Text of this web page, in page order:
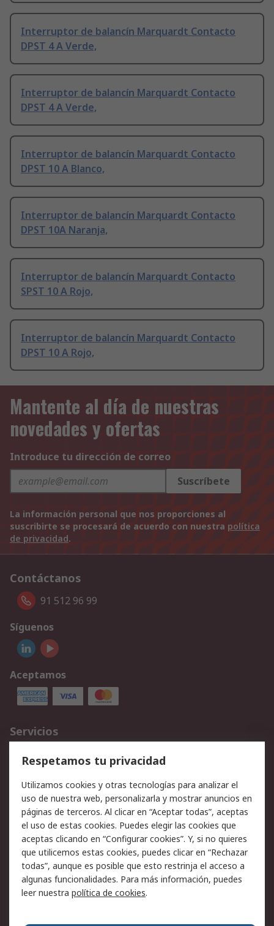
Interruptor de balancín Marquardt Contacto
DPST 4 A Verde,
Interruptor de balancín Marquardt Contacto
DPST 4 A Verde,
Interruptor de balancín Marquardt Contacto
DPST 10 A Blanco,
Interruptor de balancín Marquardt Contacto
DPST 10A Naranja,
Interruptor de balancín Marquardt Contacto
SPST 10 A Rojo,
Interruptor de balancín Marquardt Contacto
DPST 10 A Rojo,
Mantente al día de nuestras
novedades y ofertas
Introduce tu dirección de correo
Suscríbete
La información personal que nos proporciones al
suscribirte se procesará de acuerdo con nuestra política
de privacidad.
Contáctanos
91 512 96 99
Síguenos
Aceptamos
Servicios
Cómo realizar pedidos
Devoluciones
Facturación y pago
Ofertas
Soporte técnico
Legal
Aviso legal
Política de privacidad -
Actualizada
Política sobre cookies
Seguridad de emails
Certificaciones de
Condiciones de venta
Respetamos tu privacidad
Utilizamos cookies y otras tecnologías para analizar el
uso de nuestra web, personalizarla y mostrar anuncios en
páginas de terceros. Al clicar en “Aceptar todas”, aceptas
el uso de estas cookies. Puedes elegir las cookies que
aceptas clicando en “Configurar cookies”. Y, si no quieres
que utilicemos estas cookies, puedes clicar en “Rechazar
todas”, aunque es posible que esto restrinja el acceso a
algunas funcionalidades. Para más información, puedes
leer nuestra política de cookies.